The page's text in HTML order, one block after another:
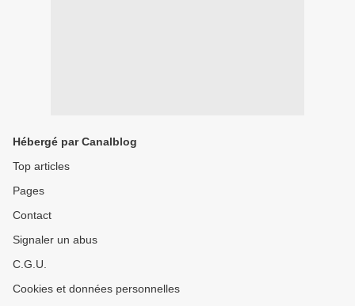
Hébergé par Canalblog
Top articles
Pages
Contact
Signaler un abus
C.G.U.
Cookies et données personnelles